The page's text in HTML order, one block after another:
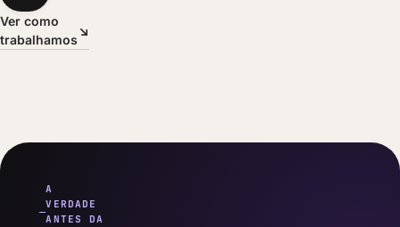
Ver como
trabalhamos
↘
A
VERDADE
ANTES DA